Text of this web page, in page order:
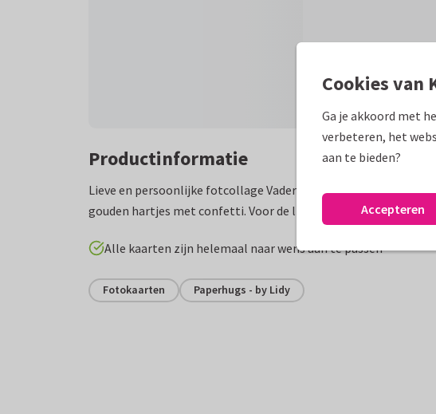
Productinformatie
Lieve en persoonlijke fotcollage Vaderdag kaart met
gouden hartjes met confetti. Voor de liefste papa!
Alle kaarten zijn helemaal naar wens aan te passen
Fotokaarten Paperhugs - by Lidy
Cookies van
Ga je akkoord met
verbeteren, het
aan te bieden?
Accepteren